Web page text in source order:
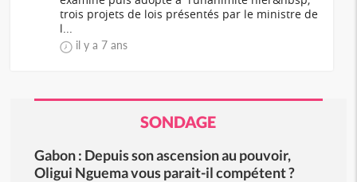
trois projets de lois présentés par le ministre de
l...
il y a 7 ans
SONDAGE
Gabon : Depuis son ascension au pouvoir,
Oligui Nguema vous parait-il compétent ?